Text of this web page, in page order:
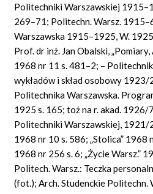
Politechniki Warszawskiej
269–71; Politechn. Warsz.
Warszawska 1915–1925, W.
Prof. dr inż. Jan Obalski,
1968 nr 11 s. 481–2; –
wykładów i skład osobowy 1923/
Politechnika Warszawska.
1925 s. 165; toż na r. akad.
Politechniki Warszawskiej, 1921/
1968 nr 10 s. 586; „Stolica” 1968
1968 nr 256 s. 6; „Życie Warsz.”
Politech. Warsz.: Teczka
(fot.); Arch. Studenckie Politechn.